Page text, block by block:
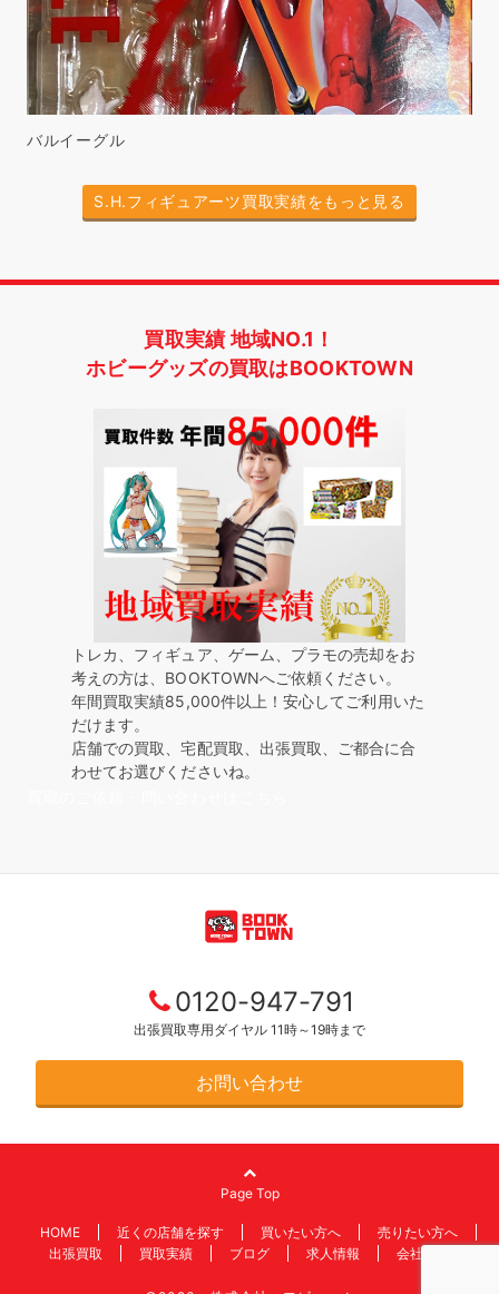
バルイーグル
S.H.フィギュアーツ買取実績をもっと見る
買取実績 地域NO.1！
ホビーグッズの買取はBOOKTOWN
トレカ、フィギュア、ゲーム、プラモの売却をお
考えの方は、BOOKTOWNへご依頼ください。
年間買取実績85,000件以上！安心してご利用いた
だけます。
店舗での買取、宅配買取、出張買取、ご都合に合
わせてお選びくださいね。
0120-947-791
出張買取専用ダイヤル 11時～19時まで
お問い合わせ
Page Top
HOME 近くの店舗を探す 買いたい方へ
売りたい方へ
出張買取
買取実績 ブログ 求人情報 会社情報